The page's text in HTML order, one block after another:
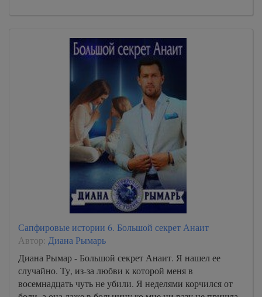
Сапфировые истории 6. Большой секрет Анаит
Автор: Диана Рымарь
Диана Рымар - Большой секрет Анаит. Я нашел ее
случайно. Ту, из-за любви к которой меня в
восемнадцать чуть не убили. Я неделями корчился от